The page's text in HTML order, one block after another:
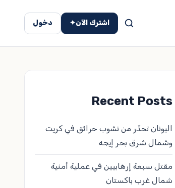
اشترك الآن✦ دخول
Recent Posts
اليونان تحذّر من نشوب حرائق في كريت
وشمال شرق بحر إيجه
مقتل سبعة إرهابيين في عملية أمنية
شمال غرب باكستان